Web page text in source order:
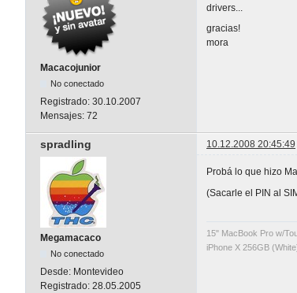
Macacojunior
No conectado
Registrado: 30.10.2007
Mensajes: 72
drivers...
gracias!
mora
spradling 10.12.2008 20:45:49
Megamacaco
No conectado
Desde: Montevideo
Registrado: 28.05.2005
Probá lo que hizo
(Sacarle el PIN al
15" MacBook Pro w/
iPhone X 256GB